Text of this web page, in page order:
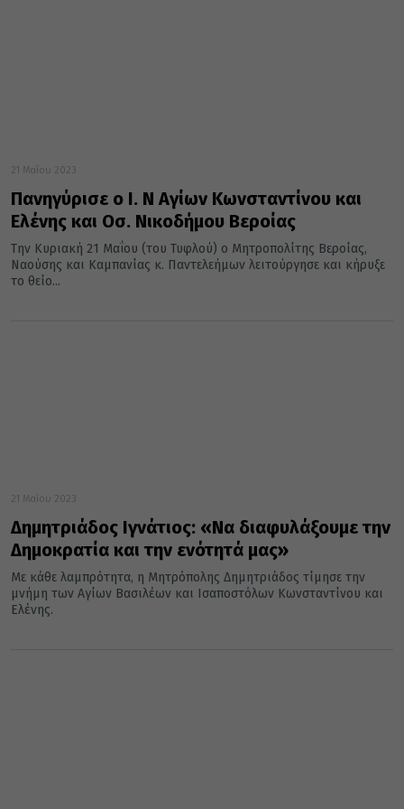
21 Μαΐου 2023
Πανηγύρισε ο Ι. Ν Αγίων Κωνσταντίνου και
Ελένης και Οσ. Νικοδήμου Βεροίας
Την Κυριακή 21 Μαΐου (του Τυφλού) ο Μητροπολίτης Βεροίας,
Ναούσης και Καμπανίας κ. Παντελεήμων λειτούργησε και κήρυξε
το θείο...
21 Μαΐου 2023
Δημητριάδος Ιγνάτιος: «Να διαφυλάξουμε την
Δημοκρατία και την ενότητά μας»
Με κάθε λαμπρότητα, η Μητρόπολης Δημητριάδος τίμησε την
μνήμη των Αγίων Βασιλέων και Ισαποστόλων Κωνσταντίνου και
Ελένης.